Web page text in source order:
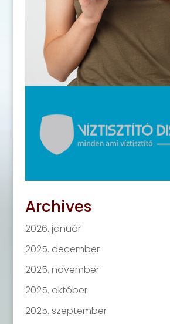
Archives
2026. január
2025. december
2025. november
2025. október
2025. szeptember